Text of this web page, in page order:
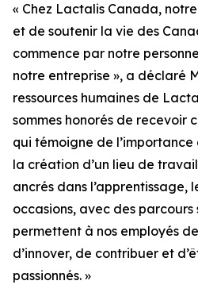
« Chez Lactalis Canada,
et de soutenir la vie des
commence par notre
notre entreprise », a déclaré
ressources humaines de
sommes honorés de recevoir
qui témoigne de
la création d’un lieu de
ancrés dans l’apprentissage,
occasions, avec des
permettent à nos employés
d’innover, de contribuer et
passionnés. »